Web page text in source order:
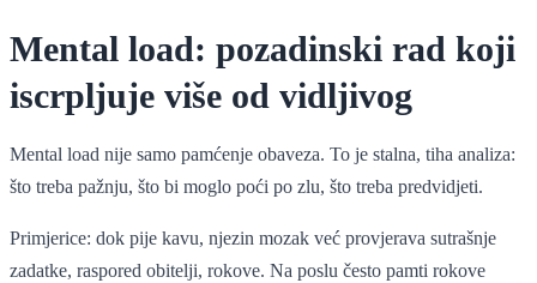
Mental load: pozadinski rad koji
iscrpljuje više od vidljivog
Mental load nije samo pamćenje obaveza. To je stalna, tiha analiza:
što treba pažnju, što bi moglo poći po zlu, što treba predvidjeti.
Primjerice: dok pije kavu, njezin mozak već provjerava sutrašnje
zadatke, raspored obitelji, rokove. Na poslu često pamti rokove